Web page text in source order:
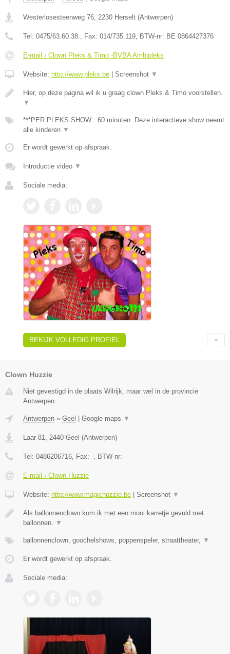
Westerlosesteenweg 76 2230 Herselt (Antwerpen)
Tel: 0475/63.60.38. , Fax: 014/735.119 , BTW-nr: BE 0864427376
E-mail › Clown Pleks & Timo -BVBA Ambipleks
Website: http://www.pleks.be | Screenshot ▼
Hier, op deze pagina wil ik u graag clown Pleks & Timo voorstellen.
▼
***PER PLEKS SHOW : 60 minuten. Deze interactieve show neemt
alle kinderen ▼
Er wordt gewerkt op afspraak.
Introductie video ▼
Sociale media:
BEKIJK VOLLEDIG PROFIEL
Clown Huzzie
Niet gevestigd in de plaats Wilrijk, maar wel in de provincie
Antwerpen.
Antwerpen » Geel Google maps ▼
Laar 81, 2440 Geel (Antwerpen)
Tel: 0486206716, Fax: -, BTW-nr: -
E-mail › Clown Huzzie
Website: http://www.magichuzzie.be Screenshot ▼
Als ballonnenclown kom ik met een mooi karretje gevuld met
ballonnen. ▼
ballonnenclown, goochelshows, poppenspeler, straattheater, ▼
Er wordt gewerkt op afspraak.
Sociale media: